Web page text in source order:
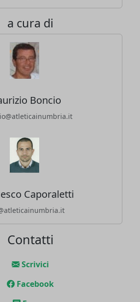
a cura di
Boncio
Caporaletti
Contatti
Scrivici
Facebook